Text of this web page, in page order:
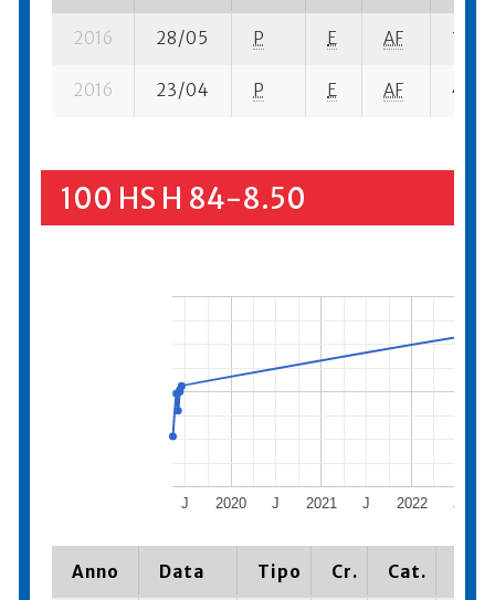
2016 28/05 P E AF 1 se-
2016 23/04 P E AF 4 se-
100 HS H 84-8.50
2020 2021 2022
J J J J
Anno Data Tipo Cr. Cat.